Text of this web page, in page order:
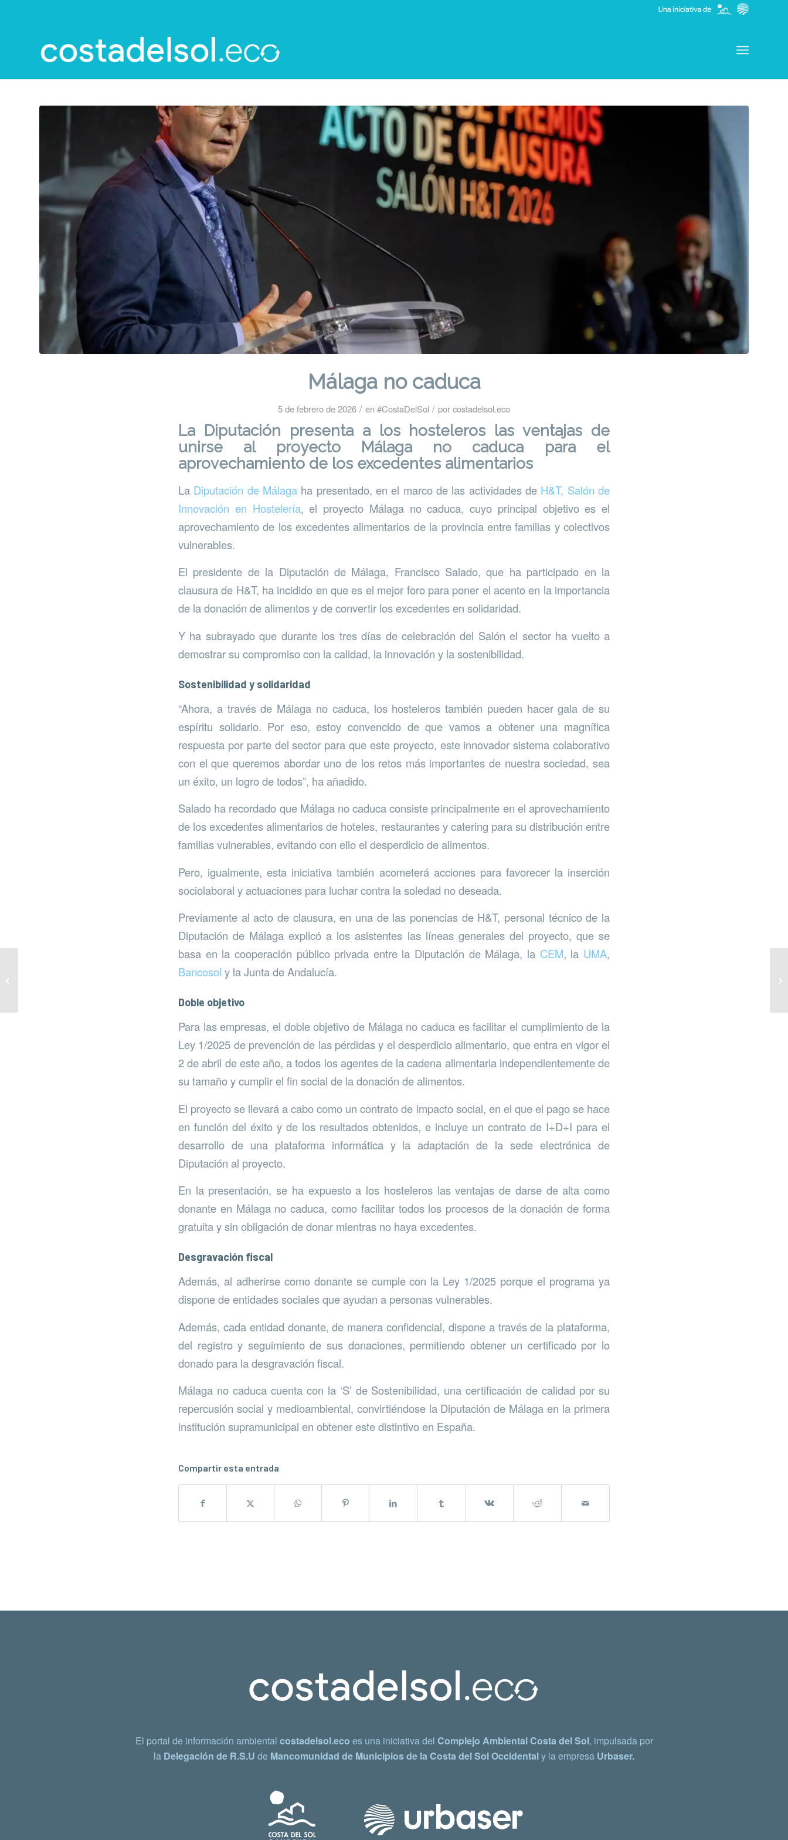
Málaga no caduca
5 de febrero de 2026 / en#CostaDelSol / porcostadelsol.eco
La Diputación presenta a los hosteleros las ventajas de
unirse al proyecto Málaga no caduca para el
aprovechamiento de los excedentes alimentarios
La Diputación de Málaga ha presentado, en el marco de las actividades de H&T, Salón de
Innovación en Hostelería, el proyecto Málaga no caduca, cuyo principal objetivo es el
aprovechamiento de los excedentes alimentarios de la provincia entre familias y colectivos
vulnerables.
El presidente de la Diputación de Málaga, Francisco Salado, que ha participado en la
clausura de H&T, ha incidido en que es el mejor foro para poner el acento en la importancia
de la donación de alimentos y de convertir los excedentes en solidaridad.
Y ha subrayado que durante los tres días de celebración del Salón el sector ha vuelto a
demostrar su compromiso con la calidad, la innovación y la sostenibilidad.
Sostenibilidad y solidaridad
“Ahora, a través de Málaga no caduca, los hosteleros también pueden hacer gala de su
espíritu solidario. Por eso, estoy convencido de que vamos a obtener una magnífica
respuesta por parte del sector para que este proyecto, este innovador sistema colaborativo
con el que queremos abordar uno de los retos más importantes de nuestra sociedad, sea
un éxito, un logro de todos”, ha añadido.
Salado ha recordado que Málaga no caduca consiste principalmente en el aprovechamiento
de los excedentes alimentarios de hoteles, restaurantes y catering para su distribución entre
familias vulnerables, evitando con ello el desperdicio de alimentos.
Pero, igualmente, esta iniciativa también acometerá acciones para favorecer la inserción
sociolaboral y actuaciones para luchar contra la soledad no deseada.
Previamente al acto de clausura, en una de las ponencias de H&T, personal técnico de la
Diputación de Málaga explicó a los asistentes las líneas generales del proyecto, que se
basa en la cooperación público privada entre la Diputación de Málaga, la CEM, la UMA,
Bancosol y la Junta de Andalucía.
Doble objetivo
Para las empresas, el doble objetivo de Málaga no caduca es facilitar el cumplimiento de la
Ley 1/2025 de prevención de las pérdidas y el desperdicio alimentario, que entra en vigor el
2 de abril de este año, a todos los agentes de la cadena alimentaria independientemente de
su tamaño y cumplir el fin social de la donación de alimentos.
El proyecto se llevará a cabo como un contrato de impacto social, en el que el pago se hace
en función del éxito y de los resultados obtenidos, e incluye un contrato de I+D+I para el
desarrollo de una plataforma informática y la adaptación de la sede electrónica de
Diputación al proyecto.
En la presentación, se ha expuesto a los hosteleros las ventajas de darse de alta como
donante en Málaga no caduca, como facilitar todos los procesos de la donación de forma
gratuita y sin obligación de donar mientras no haya excedentes.
Desgravación fiscal
Además, al adherirse como donante se cumple con la Ley 1/2025 porque el programa ya
dispone de entidades sociales que ayudan a personas vulnerables.
Además, cada entidad donante, de manera confidencial, dispone a través de la plataforma,
del registro y seguimiento de sus donaciones, permitiendo obtener un certificado por lo
donado para la desgravación fiscal.
Málaga no caduca cuenta con la ‘S’ de Sostenibilidad, una certificación de calidad por su
repercusión social y medioambiental, convirtiéndose la Diputación de Málaga en la primera
institución supramunicipal en obtener este distintivo en España.
Compartir esta entrada
El portal de información ambiental costadelsol.eco es una iniciativa del Complejo Ambiental Costa del Sol, impulsada por
la Delegación de R.S.U de Mancomunidad de Municipios de la Costa del Sol Occidentaly la empresa Urbaser.